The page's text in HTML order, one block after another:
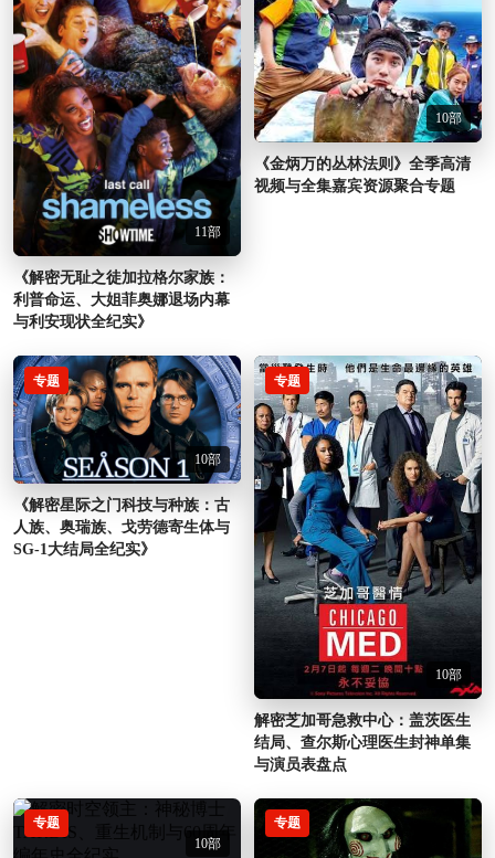
11部
《解密无耻之徒加拉格尔家族：
利普命运、大姐菲奥娜退场内幕
与利安现状全纪实》
10部
《金炳万的丛林法则》全季高清
视频与全集嘉宾资源聚合专题
专题
10部
《解密星际之门科技与种族：古
人族、奥瑞族、戈劳德寄生体与
SG-1大结局全纪实》
专题
10部
解密芝加哥急救中心：盖茨医生
结局、查尔斯心理医生封神单集
与演员表盘点
专题
10部
专题